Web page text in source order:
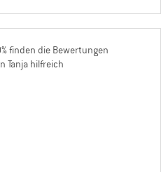
finden die Bewertungen
Tanja hilfreich